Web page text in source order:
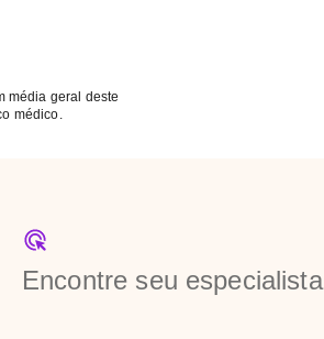
média geral deste
médico.
Encontre seu especialista